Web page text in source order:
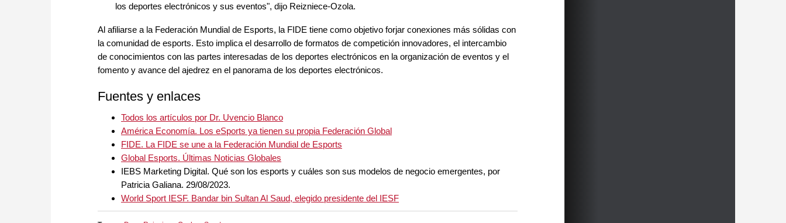
los deportes electrónicos y sus eventos", dijo Reizniece-Ozola.
Al afiliarse a la Federación Mundial de Esports, la FIDE tiene como objetivo forjar conexiones más sólidas con
la comunidad de esports. Esto implica el desarrollo de formatos de competición innovadores, el intercambio
de conocimientos con las partes interesadas de los deportes electrónicos en la organización de eventos y el
fomento y avance del ajedrez en el panorama de los deportes electrónicos.
Fuentes y enlaces
Todos los artículos por Dr. Uvencio Blanco
América Economía. Los eSports ya tienen su propia Federación Global
FIDE. La FIDE se une a la Federación Mundial de Esports
Global Esports. Últimas Noticias Globales
IEBS Marketing Digital. Qué son los esports y cuáles son sus modelos de negocio emergentes, por
Patricia Galiana. 29/08/2023.
World Sport IESF. Bandar bin Sultan Al Saud, elegido presidente del IESF